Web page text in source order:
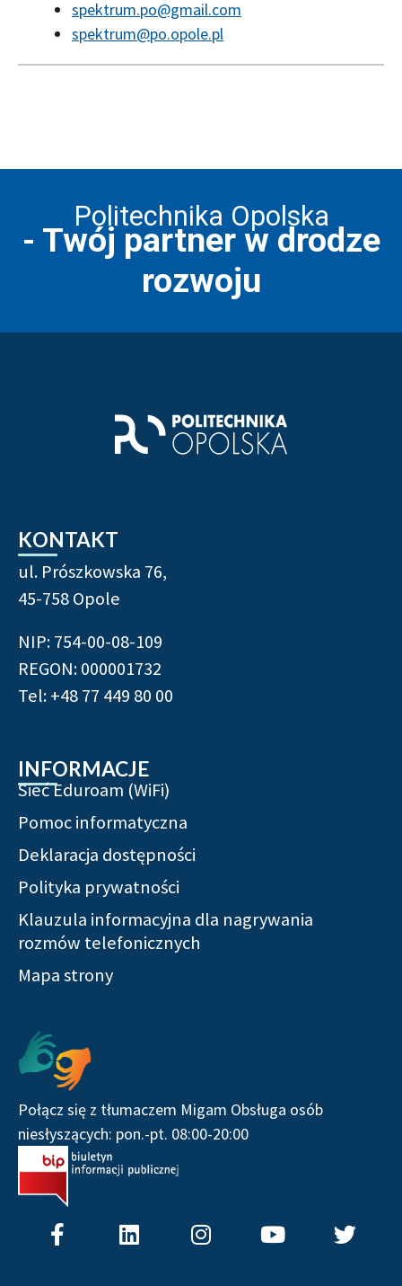
spektrum.po@gmail.com
spektrum@po.opole.pl
Politechnika Opolska
- Twój partner w drodze
rozwoju
KONTAKT
ul. Prószkowska 76,
45-758 Opole
NIP: 754-00-08-109
REGON: 000001732
Tel: +48 77 449 80 00
INFORMACJE
Sieć Eduroam (WiFi)
Pomoc informatyczna
Deklaracja dostępności
Polityka prywatności
Klauzula informacyjna dla nagrywania
rozmów telefonicznych
Mapa strony
Połącz się z tłumaczem Migam Obsługa osób
niesłyszących: pon.-pt. 08:00-20:00
Serwisy społecznościowe
F
a
L
i
I
n o w